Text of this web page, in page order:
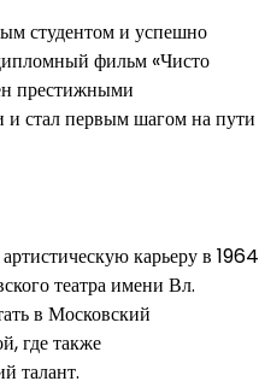
студентом и успешно
фильм «Чисто
престижными
стал первым шагом на пути
карьеру в 1964
театра имени Вл.
в Московский
где также
талант.